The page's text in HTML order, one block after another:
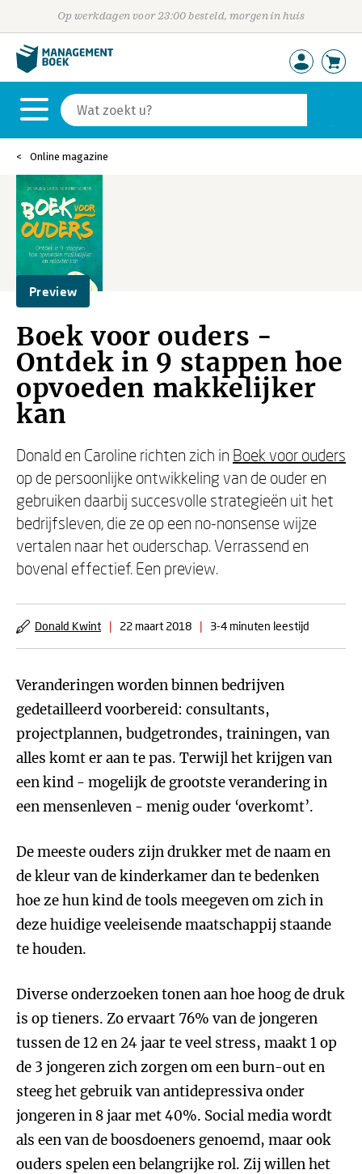
Op werkdagen voor 23:00 besteld, morgen in huis
Online magazine
Preview
Boek voor ouders -
Ontdek in 9 stappen hoe
opvoeden makkelijker
kan
Donald en Caroline richten zich in Boek voor ouders
op de persoonlijke ontwikkeling van de ouder en
gebruiken daarbij succesvolle strategieën uit het
bedrijfsleven, die ze op een no-nonsense wijze
vertalen naar het ouderschap. Verrassend en
bovenal effectief. Een preview.
Donald Kwint | 22 maart 2018 | 3-4 minuten leestijd
Veranderingen worden binnen bedrijven
gedetailleerd voorbereid: consultants,
projectplannen, budgetrondes, trainingen, van
alles komt er aan te pas. Terwijl het krijgen van
een kind - mogelijk de grootste verandering in
een mensenleven - menig ouder ‘overkomt’.
De meeste ouders zijn drukker met de naam en
de kleur van de kinderkamer dan te bedenken
hoe ze hun kind de tools meegeven om zich in
deze huidige veeleisende maatschappij staande
te houden.
Diverse onderzoeken tonen aan hoe hoog de druk
is op tieners. Zo ervaart 76% van de jongeren
tussen de 12 en 24 jaar te veel stress, maakt 1 op
de 3 jongeren zich zorgen om een burn-out en
steeg het gebruik van antidepressiva onder
jongeren in 8 jaar met 40%. Social media wordt
als een van de boosdoeners genoemd, maar ook
ouders spelen een belangrijke rol. Zij willen het